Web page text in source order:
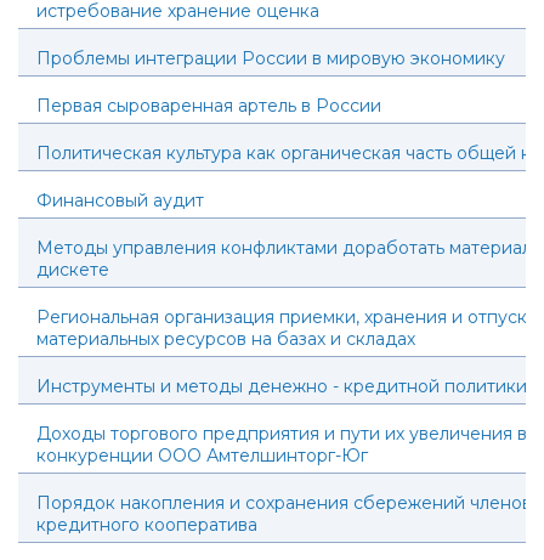
истребование хранение оценка
Проблемы интеграции России в мировую экономику
Первая сыроваренная артель в России
Политическая культура как органическая часть общей
Финансовый аудит
Методы управления конфликтами доработать материал,
дискете
Региональная организация приемки, хранения и отпуска
материальных ресурсов на базах и складах
Инструменты и методы денежно - кредитной политики
Доходы торгового предприятия и пути их увеличения в
конкуренции ООО Амтелшинторг-Юг
Порядок накопления и сохранения сбережений членов
кредитного кооператива